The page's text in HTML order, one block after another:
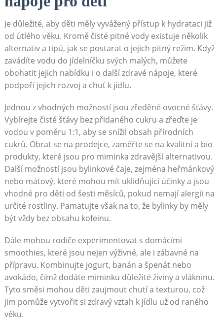
Je důležité, aby děti měly vyvážený přístup k hydrataci již
od útlého věku. Kromě čisté pitné vody existuje několik
alternativ a tipů, jak se postarat o jejich pitný režim. Když
zavádíte vodu do jídelníčku svých malých, můžete
obohatit jejich nabídku i o další zdravé nápoje, které
podpoří jejich rozvoj a chuť k jídlu.
Jednou z vhodných možností jsou zředěné ovocné šťávy.
Vybírejte čisté šťávy bez přidaného cukru a zřeďte je
vodou v poměru 1:1, aby se snížil obsah přírodních
cukrů. Obrat se na prodejce, zaměřte se na kvalitní a bio
produkty, které jsou pro miminka zdravější alternativou.
Další možností jsou bylinkové čaje, zejména heřmánkový
nebo mátový, které mohou mít uklidňující účinky a jsou
vhodné pro děti od šesti měsíců, pokud nemají alergii na
určité rostliny. Pamatujte však na to, že bylinky by měly
být vždy bez obsahu kofeinu.
Dále mohou rodiče experimentovat s domácími
smoothies, které jsou nejen výživné, ale i zábavné na
přípravu. Kombinujte jogurt, banán a špenát nebo
avokádo, čímž dodáte miminku důležité živiny a vlákninu.
Tyto směsi mohou děti zaujmout chutí a texturou, což
jim pomůže vytvořit si zdravý vztah k jídlu už od raného
věku.